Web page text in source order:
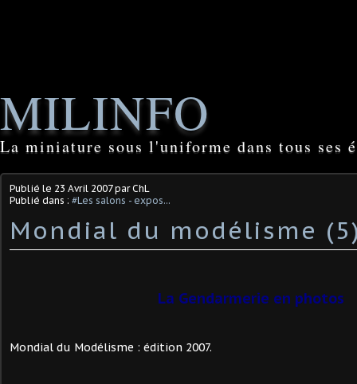
MILINFO
La miniature sous l'uniforme dans tous ses
Publié le 23 Avril 2007par ChL
Publié dans : #Les salons - expos...
Mondial du modélisme
La Gendarmerie en photos
Mondial du Modélisme : édition 2007.